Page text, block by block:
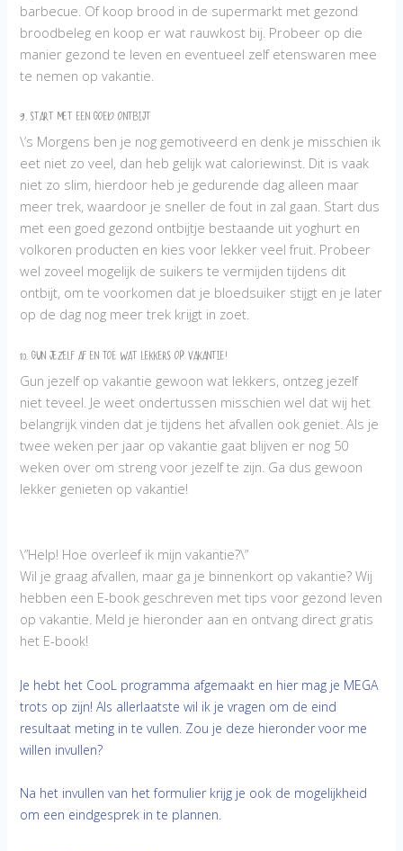
barbecue. Of koop brood in de supermarkt met gezond
broodbeleg en koop er wat rauwkost bij. Probeer op die
manier gezond te leven en eventueel zelf etenswaren mee
te nemen op vakantie.
9. Start met een goed ontbijt
\’s Morgens ben je nog gemotiveerd en denk je misschien ik
eet niet zo veel, dan heb gelijk wat caloriewinst. Dit is vaak
niet zo slim, hierdoor heb je gedurende dag alleen maar
meer trek, waardoor je sneller de fout in zal gaan. Start dus
met een goed gezond ontbijtje bestaande uit yoghurt en
volkoren producten en kies voor lekker veel fruit. Probeer
wel zoveel mogelijk de suikers te vermijden tijdens dit
ontbijt, om te voorkomen dat je bloedsuiker stijgt en je later
op de dag nog meer trek krijgt in zoet.
10. Gun jezelf af en toe wat lekkers op vakantie!
Gun jezelf op vakantie gewoon wat lekkers, ontzeg jezelf
niet teveel. Je weet ondertussen misschien wel dat wij het
belangrijk vinden dat je tijdens het afvallen ook geniet. Als je
twee weken per jaar op vakantie gaat blijven er nog 50
weken over om streng voor jezelf te zijn. Ga dus gewoon
lekker genieten op vakantie!
\”Help! Hoe overleef ik mijn vakantie?\”
Wil je graag afvallen, maar ga je binnenkort op vakantie? Wij
hebben een E-book geschreven met tips voor gezond leven
op vakantie. Meld je hieronder aan en ontvang direct gratis
het E-book!
Je hebt het CooL programma afgemaakt en hier mag je MEGA
trots op zijn! Als allerlaatste wil ik je vragen om de eind
resultaat meting in te vullen. Zou je deze hieronder voor me
willen invullen?
Na het invullen van het formulier krijg je ook de mogelijkheid
om een eindgesprek in te plannen.